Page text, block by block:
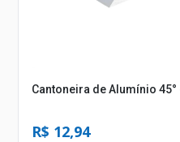
Cantoneira de Alumínio 45°
R$ 12,94